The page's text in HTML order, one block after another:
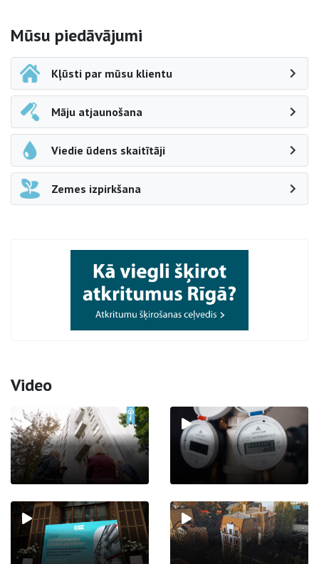
Sāna navigācija
Mūsu piedāvājumi
Kļūsti par mūsu klientu
Māju atjaunošana
Viedie ūdens skaitītāji
Zemes izpirkšana
Video